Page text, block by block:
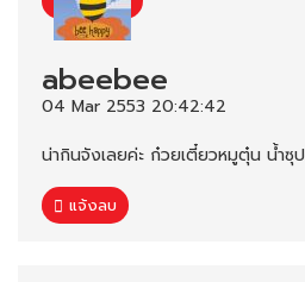
abeebee
04 Mar 2553 20:42:42
น่ากินจังเลยค่ะ ก๋วยเตี๋ยวหมูตุ๋น น้ำซุ
แจ้งลบ